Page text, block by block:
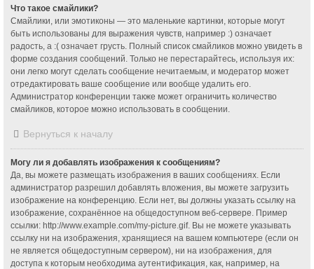
Что такое смайлики?
Смайлики, или эмотиконы — это маленькие картинки, которые могут
быть использованы для выражения чувств, например :) означает
радость, а :( означает грусть. Полный список смайликов можно увидеть в
форме создания сообщений. Только не перестарайтесь, используя их:
они легко могут сделать сообщение нечитаемым, и модератор может
отредактировать ваше сообщение или вообще удалить его.
Администратор конференции также может ограничить количество
смайликов, которое можно использовать в сообщении.
Вернуться к началу
Могу ли я добавлять изображения к сообщениям?
Да, вы можете размещать изображения в ваших сообщениях. Если
администратор разрешил добавлять вложения, вы можете загрузить
изображение на конференцию. Если нет, вы должны указать ссылку на
изображение, сохранённое на общедоступном веб-сервере. Пример
ссылки: http://www.example.com/my-picture.gif. Вы не можете указывать
ссылку ни на изображения, хранящиеся на вашем компьютере (если он
не является общедоступным сервером), ни на изображения, для
доступа к которым необходима аутентификация, как, например, на